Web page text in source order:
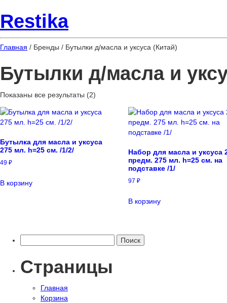
Restika
Главная / Бренды / Бутылки д/масла и уксуса (Китай)
Бутылки д/масла и
Показаны все результаты (2)
Бутылка для масла и уксуса
275 мл. h=25 см. /1/2/
49 ₽
В корзину
Набор для масла и уксуса
предм. 275 мл. h=25 см. на
подставке /1/
97₽
В корзину
Страницы
Главная
Корзина